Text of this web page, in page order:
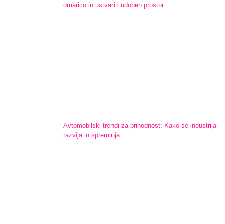
omarico in ustvariti udoben prostor
Avtomobilski trendi za prihodnost: Kako se industrija
razvija in spreminja